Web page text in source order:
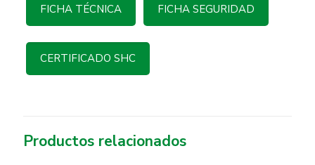
FICHA TÉCNICA FICHA SEGURIDAD
CERTIFICADO SHC
Productos relacionados